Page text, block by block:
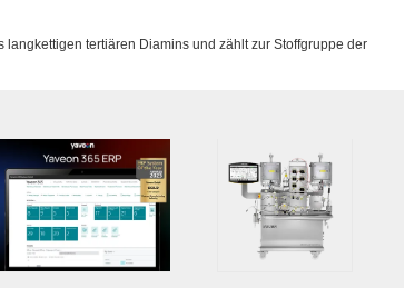
langkettigen tertiären Diamins und zählt zur Stoffgruppe der